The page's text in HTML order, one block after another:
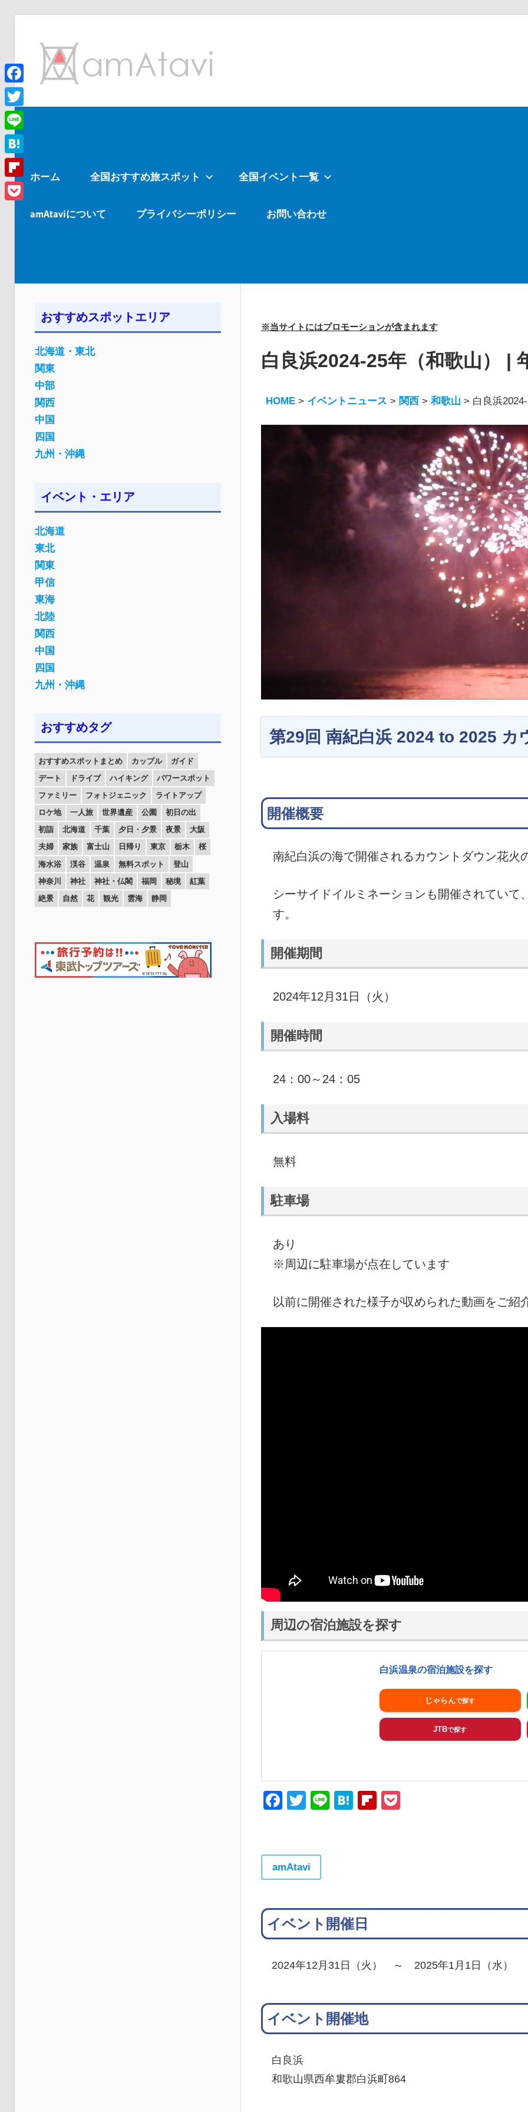
ン
ツ
へ
ス
キ
ッ
プ
を
旅
出
ホーム 全国おすすめ旅スポット 全国イベント一覧
amAtaviについて プライバシーポリシー お問い合わせ
※当サイトにはプロモーションが含まれます
白良浜2024-25年（和歌山） |
HOME > イベントニュース > 関西 >和歌山 > 白良浜
第29回 南紀白浜 2024 to 2025 カ
開催概要
南紀白浜の海で開催されるカウントダウン花火
シーサイドイルミネーションも開催されてい
す。
開催期間
2024年12月31日（火）
開催時間
24：00～24：05
入場料
無料
駐車場
あり
※周辺に駐車場が点在しています
以前に開催された様子が収められた動画をご紹
周辺の宿泊施設を探す
白浜温泉の宿泊施設を探す
じゃらん
JTB
Facebook
Twitter
LineHatenaFlipboard
amAtavi
イベント開催日
2024年12月31日（火） ～ 2025年1月1日（水）
イベント開催地
白良浜
和歌山県西牟婁郡白浜町864
おすすめスポットエリア
北海道・東北
関東
中部
関西
中国
四国
九州・沖縄
イベント・エリア
北海道
東北
関東
甲信
東海
北陸
関西
中国
四国
九州・沖縄
おすすめタグ
おすすめスポットまとめ カップル
ガイド
デート
ドライブ ハイキング
パワースポット
ファミリー
フォトジェニック
ライトアップ
ロケ地
一人旅 世界遺産 公園
初日の出
初詣
北海道 千葉 夕日・夕景 夜景
大阪
夫婦
家族 富士山 日帰り 東京 栃木
桜
海水浴
渓谷 温泉 無料スポット
登山
神奈川
神社 神社・仏閣 福岡 秘境
紅葉
絶景
自然 花 観光 雲海 静岡
Facebook
Twitter
Line
Hatena
Flipboard
Pocket